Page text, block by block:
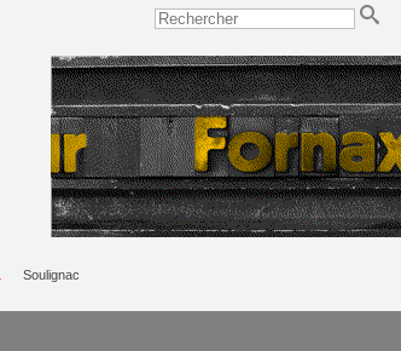
Soulignac